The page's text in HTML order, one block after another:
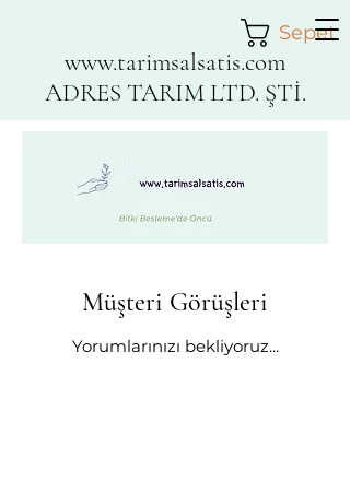
Sepet
www.tarimsalsatis.com
ADRES TARIM LTD. ŞTİ.
Müşteri Görüşleri
Yorumlarınızı bekliyoruz...